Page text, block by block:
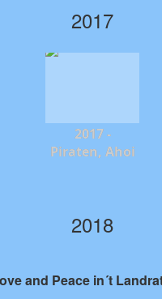
2017
2017 -
Piraten, Ahoi
2018
and Peace in´t